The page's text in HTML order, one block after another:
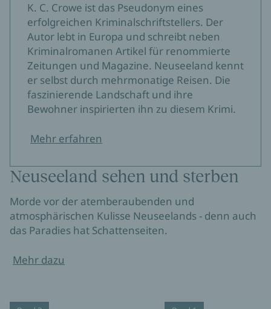
K. C. Crowe ist das Pseudonym eines
erfolgreichen Kriminalschriftstellers. Der
Autor lebt in Europa und schreibt neben
Kriminalromanen Artikel für renommierte
Zeitungen und Magazine. Neuseeland kennt
er selbst durch mehrmonatige Reisen. Die
faszinierende Landschaft und ihre
Bewohner inspirierten ihn zu diesem Krimi.
Mehr erfahren
Neuseeland sehen und sterben
Morde vor der atemberaubenden und
atmosphärischen Kulisse Neuseelands - denn auch
das Paradies hat Schattenseiten.
Mehr dazu